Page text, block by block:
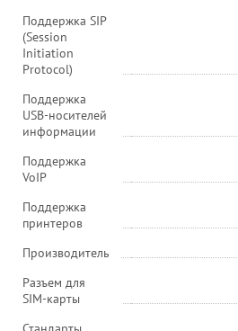
Поддержка SIP
(Session
Initiation
Protocol)
Поддержка
USB-носителей
информации
Поддержка
VoIP
Поддержка
принтеров
Производитель
Разъем для
SIM-карты